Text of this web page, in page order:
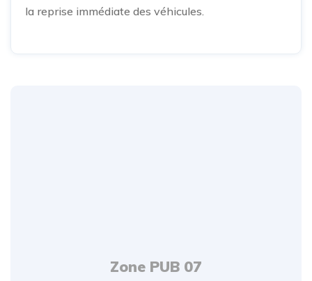
la reprise immédiate des véhicules.
Zone PUB 07